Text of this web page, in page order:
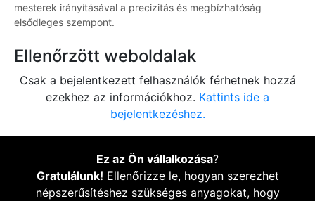
mesterek irányításával a precizitás és megbízhatóság
elsődleges szempont.
Ellenőrzött weboldalak
Csak a bejelentkezett felhasználók férhetnek hozzá
ezekhez az információkhoz. Kattints ide a
bejelentkezéshez.
Ez az Ön vállalkozása?
Gratulálunk! Ellenőrizze le, hogyan szerezhet
népszerűsítéshez szükséges anyagokat, hogy